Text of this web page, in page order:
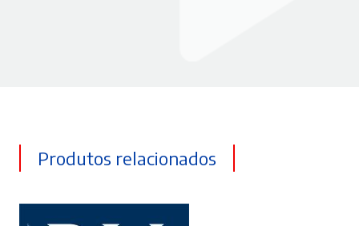
Produtos relacionados